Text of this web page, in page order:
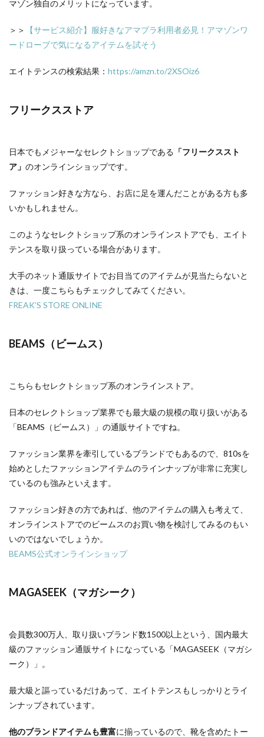
マゾン独自のメリットになっています。
＞＞
【サービス紹介】服好きなアマプラ利用者必見！アマゾンワ
ードローブで気になるアイテムを試そう
エイトテンスの検索結果： https://amzn.to/2XSOiz6
フリークスストア
日本でもメジャーなセレクトショップである 「フリークススト
ア」 のオンラインショップです。
ファッション好きな方なら、お店に足を運んだことがある方も多
いかもしれません。
このようなセレクトショップ系のオンラインストアでも、エイト
テンスを取り扱っている場合があります。
大手のネット通販サイトでお目当てのアイテムが見当たらないと
きは、一度こちらもチェックしてみてください。
FREAK’S STORE ONLINE
BEAMS（ビームス）
こちらもセレクトショップ系のオンラインストア。
日本のセレクトショップ業界でも最大級の規模の取り扱いがある
「BEAMS（ビームス）」の通販サイトですね。
ファッション業界を牽引しているブランドでもあるので、810sを
始めとしたファッションアイテムのラインナップが非常に充実し
ているのも強みといえます。
ファッション好きの方であれば、他のアイテムの購入も考えて、
オンラインストアでのビームスのお買い物を検討してみるのもい
いのではないでしょうか。
BEAMS公式オンラインショップ
MAGASEEK（マガシーク）
会員数300万人、取り扱いブランド数1500以上という、国内最大
級のファッション通販サイトになっている「MAGASEEK（マガシ
ーク）」。
最大級と謳っているだけあって、エイトテンスもしっかりとライ
ンナップされています。
他のブランドアイテムも豊富に揃っているので、靴を含めたトー